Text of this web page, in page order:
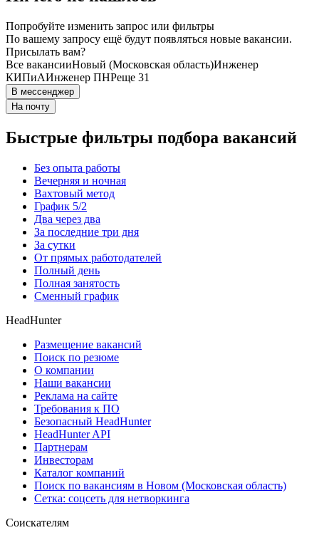
Попробуйте изменить запрос или фильтры
По вашему запросу ещё будут появляться новые вакансии.
Присылать вам?
Все вакансииНовый (Московская область)Инженер
КИПиАИнженер ПНРеще 31
В мессенджер
На почту
Быстрые фильтры подбора вакансий
Без опыта работы
Вечерняя и ночная
Вахтовый метод
График 5/2
Два через два
За последние три дня
За сутки
От прямых работодателей
Полный день
Полная занятость
Сменный график
HeadHunter
Размещение вакансий
Поиск по резюме
О компании
Наши вакансии
Реклама на сайте
Требования к ПО
Безопасный HeadHunter
HeadHunter API
Партнерам
Инвесторам
Каталог компаний
Поиск по вакансиям в Новом (Московская область)
Сетка: соцсеть для нетворкинга
Соискателям